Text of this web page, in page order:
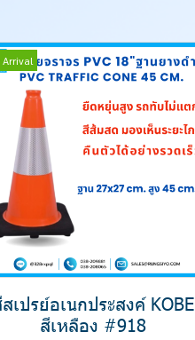
Arrival
เปรย์อเนกประสงค์ KOBE
สีเหลือง #918